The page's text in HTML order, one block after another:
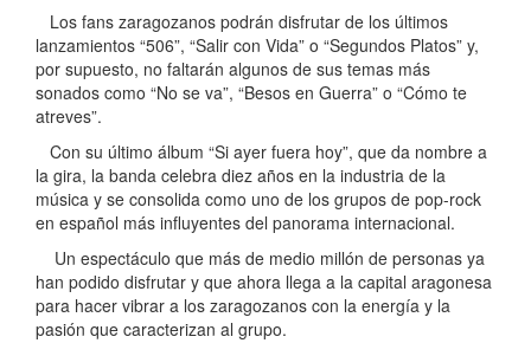
Los fans zaragozanos podrán disfrutar de los últimos
lanzamientos “506”, “Salir con Vida” o “Segundos Platos” y,
por supuesto, no faltarán algunos de sus temas más
sonados como “No se va”, “Besos en Guerra” o “Cómo te
atreves”.
Con su último álbum “Si ayer fuera hoy”, que da nombre a
la gira, la banda celebra diez años en la industria de la
música y se consolida como uno de los grupos de pop-rock
en español más influyentes del panorama internacional.
Un espectáculo que más de medio millón de personas ya
han podido disfrutar y que ahora llega a la capital aragonesa
para hacer vibrar a los zaragozanos con la energía y la
pasión que caracterizan al grupo.